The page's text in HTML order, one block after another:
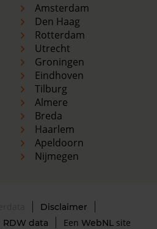
Amsterdam
Den Haag
Rotterdam
Utrecht
Groningen
Eindhoven
Tilburg
Almere
Breda
Haarlem
Apeldoorn
Nijmegen
Disclaimer
RDW data Een WebNLsite